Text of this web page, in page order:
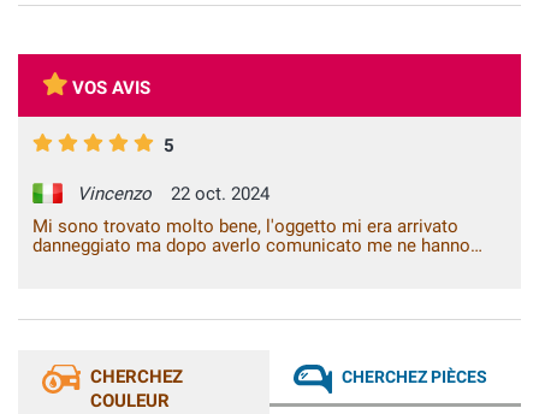
VOS AVIS
5
Vincenzo
22 oct. 2024
Mi sono trovato molto bene, l'oggetto mi era arrivato
danneggiato ma dopo averlo comunicato me ne hanno
CHERCHEZ
COULEUR
CHERCHEZ PIÈCES